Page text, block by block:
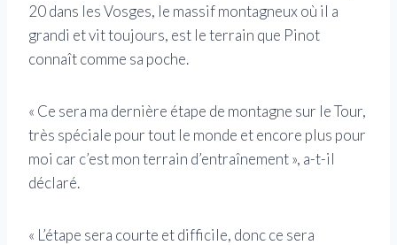
20 dans les Vosges, le massif montagneux où il a
grandi et vit toujours, est le terrain que Pinot
connaît comme sa poche.
« Ce sera ma dernière étape de montagne sur le Tour,
très spéciale pour tout le monde et encore plus pour
moi car c’est mon terrain d’entraînement », a-t-il
déclaré.
« L’étape sera courte et difficile, donc ce sera